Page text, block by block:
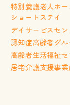
特別養護老人ホー
ショートステイ
デイサービスセン
認知症高齢者グ
高齢者生活福祉セ
居宅介護支援事業